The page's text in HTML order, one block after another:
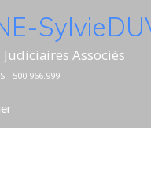
- Sylvie
Associés
: 500.966.999